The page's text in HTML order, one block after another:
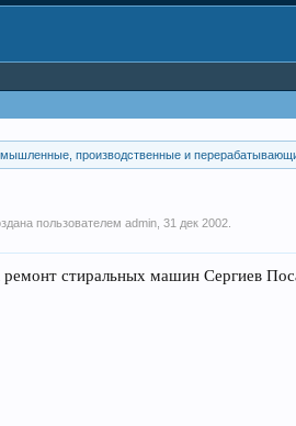
производственные и
пользователемadmin ,31 дек 2002
стиральных машин Сергиев